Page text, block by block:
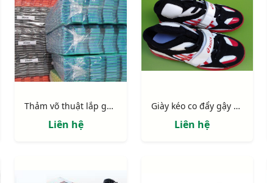
Thảm võ thuật lắp ghép 1m2/tấm dày 26mm
Liên hệ
Giày kéo co đẩy gậy Asics
Liên hệ